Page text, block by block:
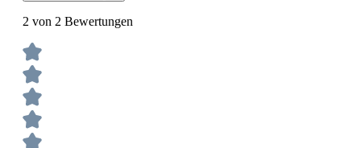
2 von 2 Bewertungen